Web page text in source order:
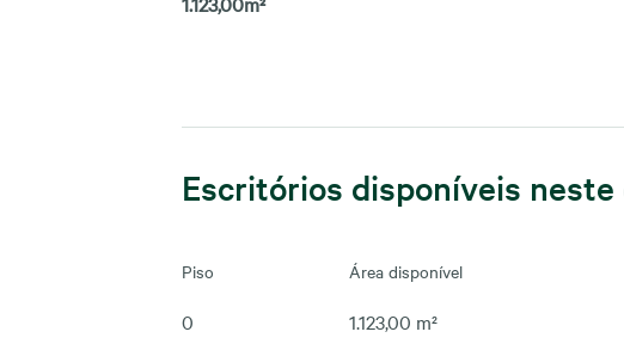
Escritórios disponíveis
Piso Área disponível
0 1.123,00 m²